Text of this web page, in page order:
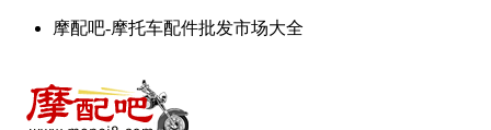
摩配吧-摩托车配件批发市场大全